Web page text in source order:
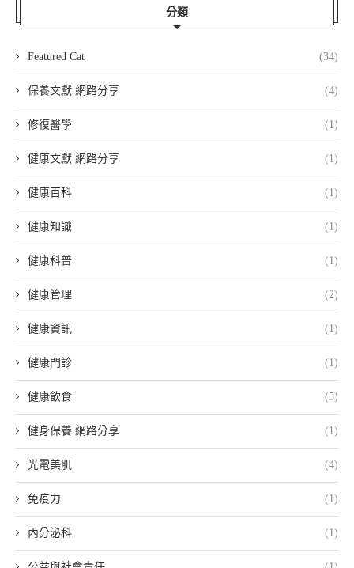
分類
Featured Cat (34)
保養文獻 網路分享 (4)
修復醫學 (1)
健康文獻 網路分享 (1)
健康百科 (1)
健康知識 (1)
健康科普 (1)
健康管理 (2)
健康資訊 (1)
健康門診 (1)
健康飲食 (5)
健身保養 網路分享 (1)
光電美肌 (4)
免疫力 (1)
內分泌科 (1)